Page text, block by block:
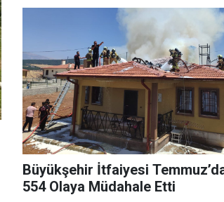
Büyükşehir İtfaiyesi
554 Olaya Müdahale Etti